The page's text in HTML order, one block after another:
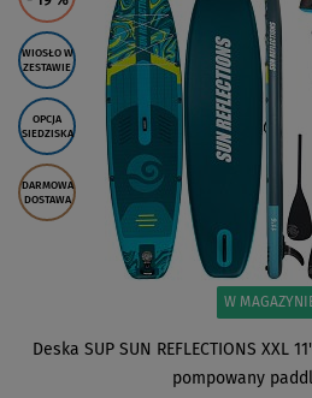
WIOSŁO W
ZESTAWIE
OPCJA
SIEDZISKA
DARMOWA
DOSTAWA
W
Deska SUP SUN REFLECTIONS XXL
pompowany